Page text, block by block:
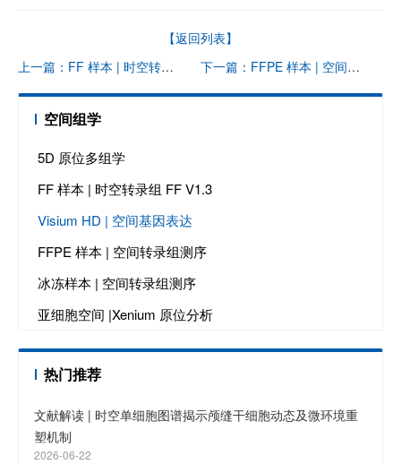
【返回列表】
上一篇：FF 样本 | 时空转录组 FF V1.3
下一篇：FFPE 样本 | 空间转录组测序
空间组学
5D 原位多组学
FF 样本 | 时空转录组 FF V1.3
Visium HD | 空间基因表达
FFPE 样本 | 空间转录组测序
冰冻样本 | 空间转录组测序
亚细胞空间 |Xenium 原位分析
热门推荐
文献解读 | 时空单细胞图谱揭示颅缝干细胞动态及微环境重
塑机制
2026-06-22